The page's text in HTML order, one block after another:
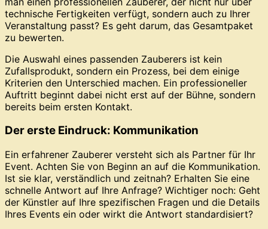
technische Fertigkeiten verfügt, sondern auch zu Ihrer
Veranstaltung passt? Es geht darum, das Gesamtpaket
zu bewerten.
Die Auswahl eines passenden Zauberers ist kein
Zufallsprodukt, sondern ein Prozess, bei dem einige
Kriterien den Unterschied machen. Ein professioneller
Auftritt beginnt dabei nicht erst auf der Bühne, sondern
bereits beim ersten Kontakt.
Der erste Eindruck: Kommunikation
Ein erfahrener Zauberer versteht sich als Partner für Ihr
Event. Achten Sie von Beginn an auf die Kommunikation.
Ist sie klar, verständlich und zeitnah? Erhalten Sie eine
schnelle Antwort auf Ihre Anfrage? Wichtiger noch: Geht
der Künstler auf Ihre spezifischen Fragen und die Details
Ihres Events ein oder wirkt die Antwort standardisiert?